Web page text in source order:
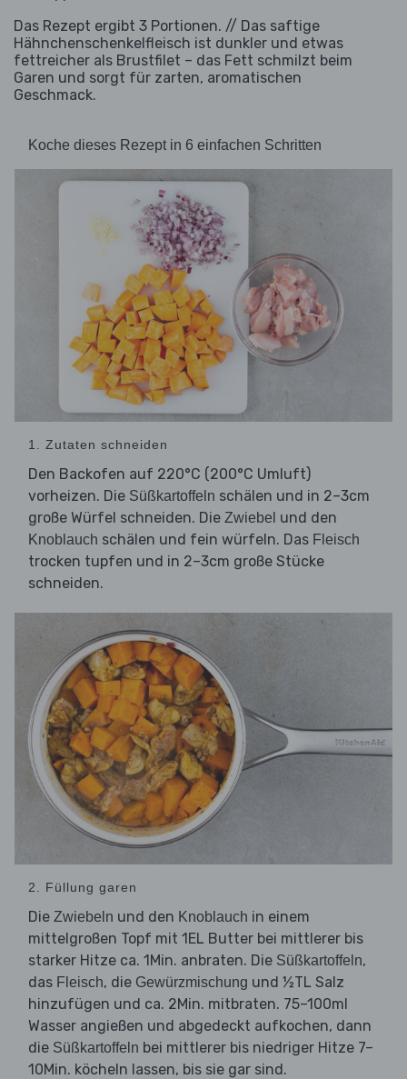
Das Rezept ergibt 3 Portionen. // Das saftige
Hähnchenschenkelfleisch ist dunkler und etwas
fettreicher als Brustfilet – das Fett schmilzt beim
Garen und sorgt für zarten, aromatischen
Geschmack.
Koche dieses Rezept in 6 einfachen Schritten
1. Zutaten schneiden
Den Backofen auf 220°C (200°C Umluft)
vorheizen. Die Süßkartoffeln schälen und in 2–3cm
große Würfel schneiden. Die Zwiebel und den
Knoblauch schälen und fein würfeln. Das Fleisch
trocken tupfen und in 2–3cm große Stücke
schneiden.
2. Füllung garen
Die Zwiebeln und den Knoblauch in einem
mittelgroßen Topf mit 1EL Butter bei mittlerer bis
starker Hitze ca. 1Min. anbraten. Die Süßkartoffeln,
das Fleisch, die Gewürzmischung und ½TL Salz
hinzufügen und ca. 2Min. mitbraten. 75–100ml
Wasser angießen und abgedeckt aufkochen, dann
die Süßkartoffeln bei mittlerer bis niedriger Hitze 7–
10Min. köcheln lassen, bis sie gar sind.